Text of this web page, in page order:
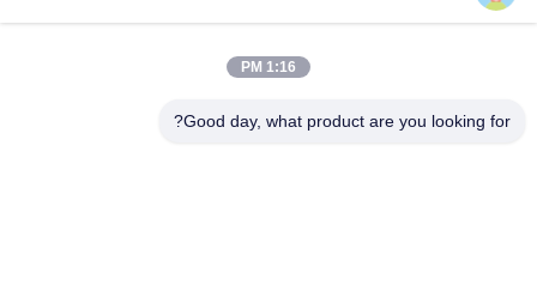
العنوان
1:16 PM
Good day, what product are you looking for?